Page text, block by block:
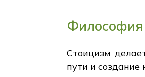
Философия
Стоицизм
пути и создание